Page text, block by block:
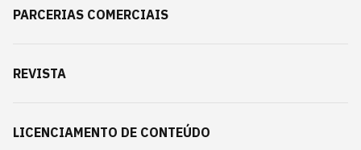
PARCERIAS COMERCIAIS
REVISTA
LICENCIAMENTO DE CONTEÚDO